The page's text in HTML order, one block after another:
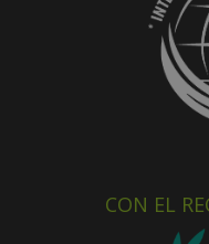
CON EL